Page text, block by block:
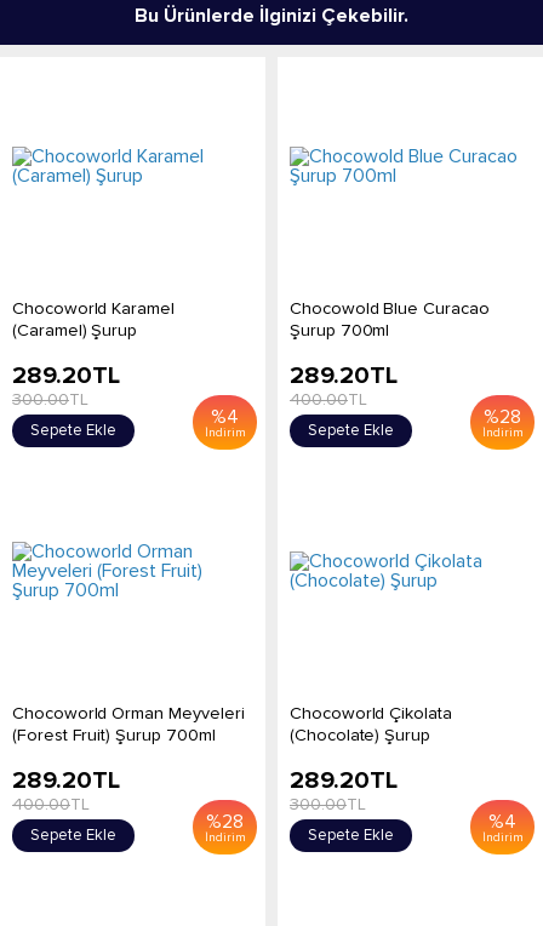
Bu Ürünlerde İlginizi Çekebilir.
Chocoworld Karamel
(Caramel) Şurup
%4
İndirim
289.20TL
300.00TL
Sepete Ekle
Chocowold Blue Curacao
Şurup 700ml
%28
İndirim
289.20TL
400.00TL
Sepete Ekle
Chocoworld Orman Meyveleri
(Forest Fruit) Şurup 700ml
%28
İndirim
289.20TL
400.00TL
Sepete Ekle
Chocoworld Çikolata
(Chocolate) Şurup
%4
İndirim
289.20TL
300.00TL
Sepete Ekle